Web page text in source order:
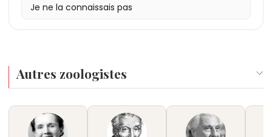
Je ne la connaissais pas
Autres zoologistes